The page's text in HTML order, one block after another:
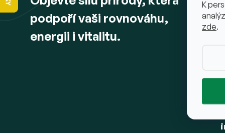
K
zde.
í
podpoří vaši rovnováhu,
energii i vitalitu.